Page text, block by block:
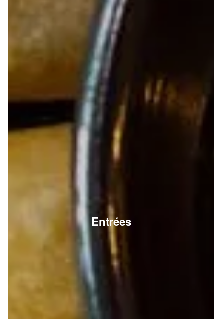
Entrées